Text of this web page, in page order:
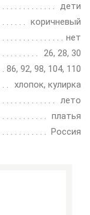
дети
коричневый
нет
26, 28, 30
86, 92, 98, 104, 110
хлопок, кулирка
лето
платья
Россия